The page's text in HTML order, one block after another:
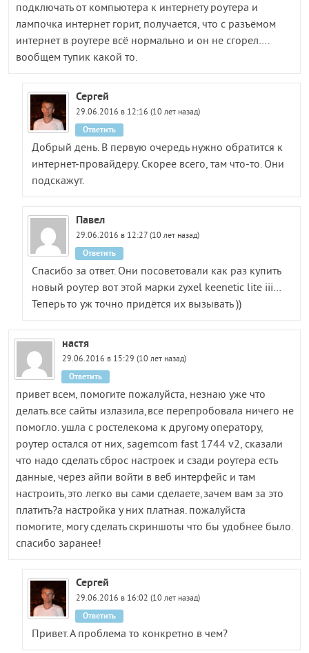
подключать от компьютера к интернету роутера и
лампочка интернет горит, получается, что с разъёмом
интернет в роутере всё нормально и он не сгорел….
вообщем тупик какой то.
Сергей
29.06.2016 в 12:16 (10 лет назад)
Добрый день. В первую очередь нужно обратится к
интернет-провайдеру. Скорее всего, там что-то. Они
подскажут.
Ответить
Павел
29.06.2016 в 12:27 (10 лет назад)
Спасибо за ответ. Они посоветовали как раз купить
новый роутер вот этой марки zyxel keenetic lite iii…
Теперь то уж точно придётся их вызывать ))
Ответить
настя
29.06.2016 в 15:29 (10 лет назад)
привет всем, помогите пожалуйста, незнаю уже что
делать.все сайты излазила,все перепробовала ничего не
помогло. ушла с ростелекома к другому оператору,
роутер остался от них, sagemcom fast 1744 v2, сказали
что надо сделать сброс настроек и сзади роутера есть
данные, через айпи войти в веб интерфейс и там
настроить,это легко вы сами сделаете,зачем вам за это
платить?а настройка у них платная. пожалуйста
помогите, могу сделать скриншоты что бы удобнее было.
спасибо заранее!
Ответить
Сергей
29.06.2016 в 16:02 (10 лет назад)
Привет. А проблема то конкретно в чем?
Ответить